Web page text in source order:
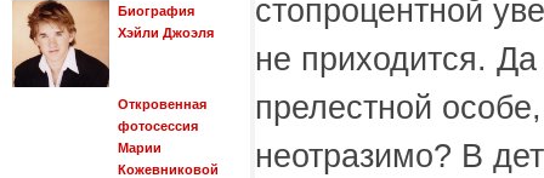
Биография
Хэйли Джоэля
Откровенная
фотосессия
Марии
Кожевниковой
стопроцентной
не приходится.
прелестной
неотразимо? В